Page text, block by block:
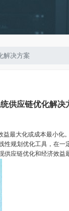
解决方案
供应链优化解决
最大化或成本最小化
规划优化工具，在一
应链优化和经济效益